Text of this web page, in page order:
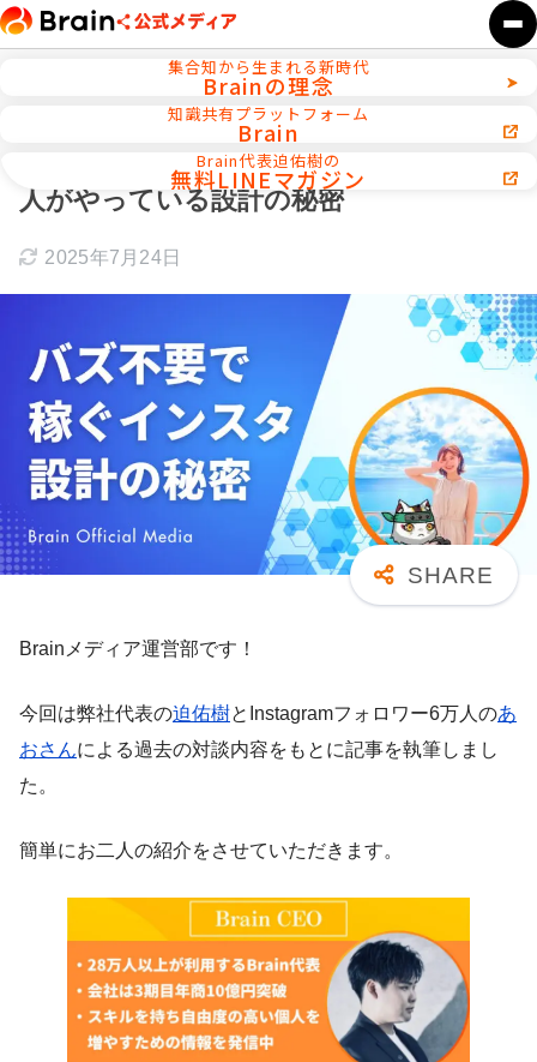
集合知から生まれる新時代
Brainの理念
知識共有プラットフォーム
Brain
Brain代表迫佑樹の
無料LINEマガジン
インタビュー
SNS収益化の本質とは？バズ不要で稼ぐ
人がやっている設計の秘密
2025年7月24日
Brainメディア運営部です！
今回は弊社代表の迫佑樹とInstagramフォロワー6万人のあ
おさんによる過去の対談内容をもとに記事を執筆しまし
た。
簡単にお二人の紹介をさせていただきます。